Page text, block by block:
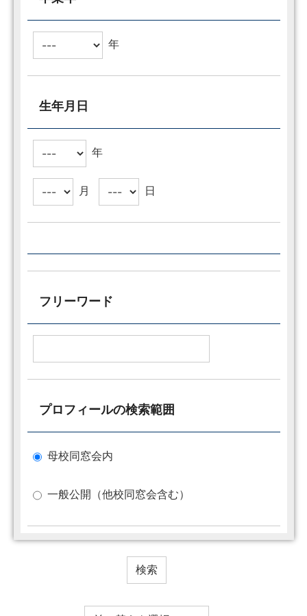
年
生年月日
年
月 日
フリーワード
プロフィールの検索範囲
母校同窓会内
一般公開（他校同窓会含む）